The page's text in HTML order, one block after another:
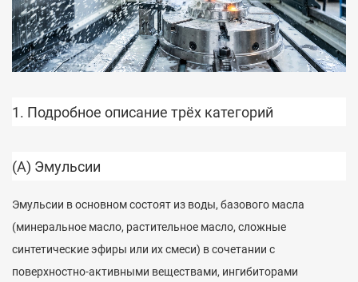
1. Подробное описание трёх категорий
(А) Эмульсии
Эмульсии в основном состоят из воды, базового масла
(минеральное масло, растительное масло, сложные
синтетические эфиры или их смеси) в сочетании с
поверхностно-активными веществами, ингибиторами